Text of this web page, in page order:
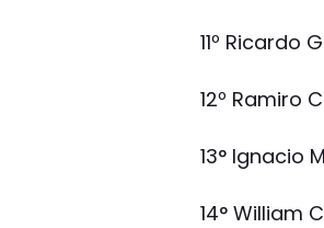
11º Ricardo
12º Ramiro
13° Ignacio
14° William